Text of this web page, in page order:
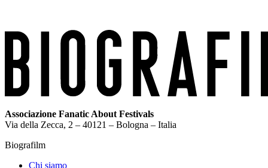
Associazione Fanatic About Festivals
Via della Zecca, 2 – 40121 – Bologna – Italia
Biografilm
Chi siamo